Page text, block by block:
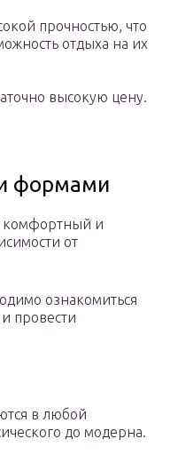
прочностью, что
отдыха на их
высокую цену.
формами
комфортный и
от
ознакомиться
провести
в любой
до модерна.